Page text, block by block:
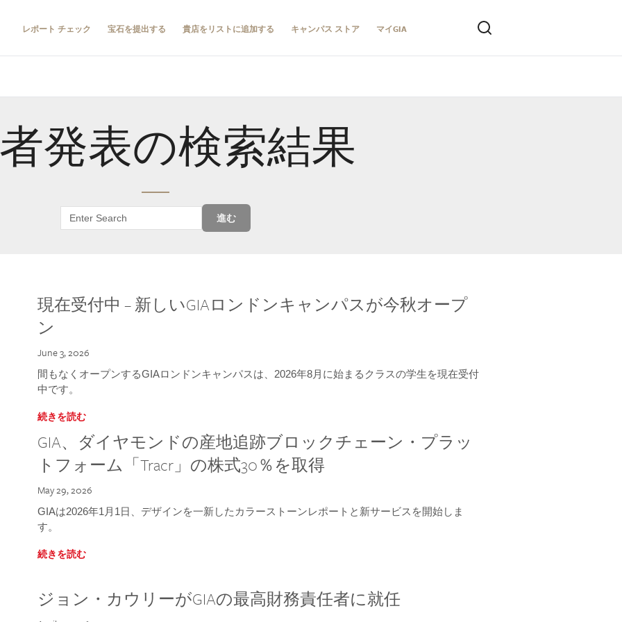
レポート チェック 宝石を提出する 貴店をリストに追加する キャンパス ストア マイGIA
発表の検索結果
進む
現在受付中 – 新しいGIAロンドンキャンパスが今秋オープ
ン
June 3, 2026
間もなくオープンするGIAロンドンキャンパスは、2026年8月に始まるクラスの学生を現在受付
中です。
続きを読む
GIA、ダイヤモンドの産地追跡ブロックチェーン・プラッ
トフォーム「Tracr」の株式30％を取得
May 29, 2026
GIAは2026年1月1日、デザインを一新したカラーストーンレポートと新サービスを開始しま
す。
続きを読む
ジョン・カウリーがGIAの最高財務責任者に就任